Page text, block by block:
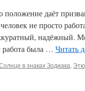
положение даёт
не просто
надёжный.
была … Читать
в знаках Зодиака,